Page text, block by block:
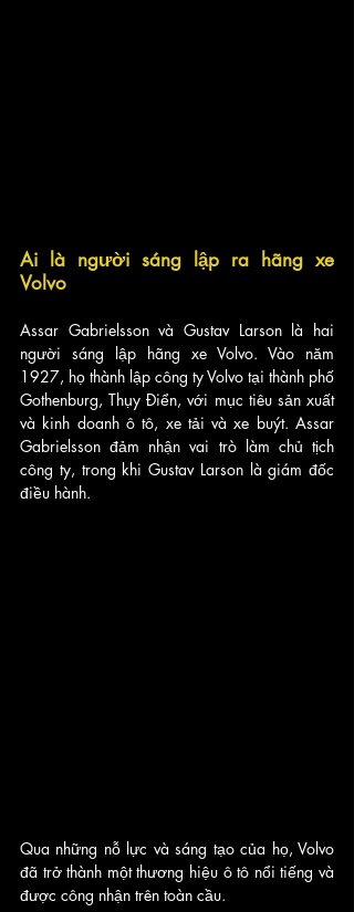
Ai là người sáng lập ra hãng xe
Volvo
Assar Gabrielsson và Gustav Larson là hai
người sáng lập hãng xe Volvo. Vào năm
1927, họ thành lập công ty Volvo tại thành phố
Gothenburg, Thụy Điển, với mục tiêu sản xuất
và kinh doanh ô tô, xe tải và xe buýt. Assar
Gabrielsson đảm nhận vai trò làm chủ tịch
công ty, trong khi Gustav Larson là giám đốc
điều hành.
Qua những nỗ lực và sáng tạo của họ, Volvo
đã trở thành một thương hiệu ô tô nổi tiếng và
được công nhận trên toàn cầu.